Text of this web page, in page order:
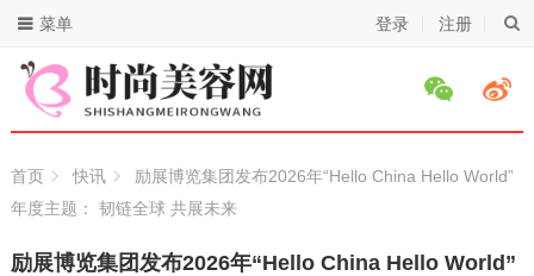
登录 注册
菜单
首页 快讯
励展博览集团发布2026年“Hello China Hello World”
年度主题： 韧链全球 共展未来
励展博览集团发布2026年“Hello China Hello World”